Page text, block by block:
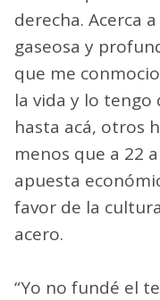
derecha. Acerca
gaseosa y
que me
la vida y lo tengo
hasta acá, otros
menos que a 22
apuesta
favor de la
acero.
“Yo no fundé el